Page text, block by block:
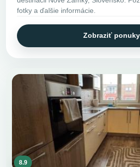
fotky a ďalšie informácie.
Zobraziť ponuky
8.9